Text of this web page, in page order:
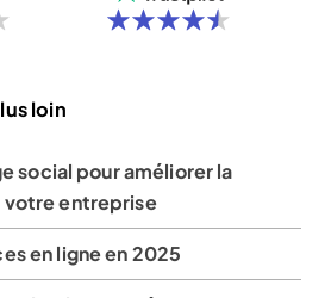
loin
social pour améliorer la
votre entreprise
en ligne en 2025